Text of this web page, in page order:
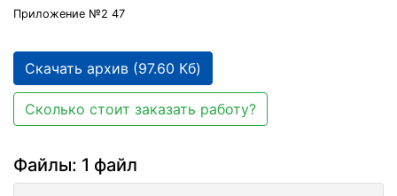
Приложение №2 47
Скачать архив (97.60 Кб)
Сколько стоит заказать работу?
Файлы: 1 файл